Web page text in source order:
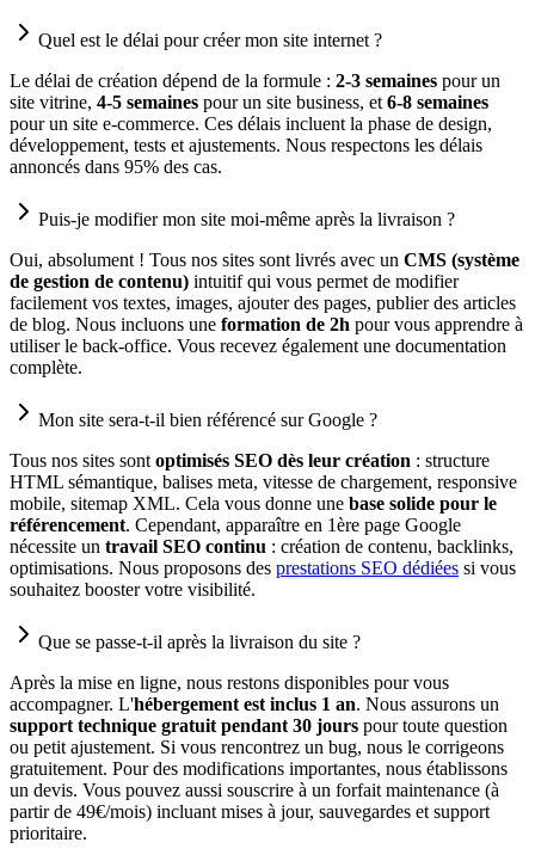
Quel est le délai pour créer mon site internet ?
Le délai de création dépend de la formule : 2-3 semaines pour un
site vitrine, 4-5 semaines pour un site business, et 6-8 semaines
pour un site e-commerce. Ces délais incluent la phase de design,
développement, tests et ajustements. Nous respectons les délais
annoncés dans 95% des cas.
Puis-je modifier mon site moi-même après la livraison ?
Oui, absolument ! Tous nos sites sont livrés avec un CMS (système
de gestion de contenu) intuitif qui vous permet de modifier
facilement vos textes, images, ajouter des pages, publier des articles
de blog. Nous incluons une formation de 2h pour vous apprendre à
utiliser le back-office. Vous recevez également une documentation
complète.
Mon site sera-t-il bien référencé sur Google ?
Tous nos sites sont optimisés SEO dès leur création : structure
HTML sémantique, balises meta, vitesse de chargement, responsive
mobile, sitemap XML. Cela vous donne une base solide pour le
référencement. Cependant, apparaître en 1ère page Google
nécessite un travail SEO continu : création de contenu, backlinks,
optimisations. Nous proposons des prestations SEO dédiées si vous
souhaitez booster votre visibilité.
Que se passe-t-il après la livraison du site ?
Après la mise en ligne, nous restons disponibles pour vous
accompagner. L'hébergement est inclus 1 an. Nous assurons un
support technique gratuit pendant 30 jours pour toute question
ou petit ajustement. Si vous rencontrez un bug, nous le corrigeons
gratuitement. Pour des modifications importantes, nous établissons
un devis. Vous pouvez aussi souscrire à un forfait maintenance (à
partir de 49€/mois) incluant mises à jour, sauvegardes et support
prioritaire.